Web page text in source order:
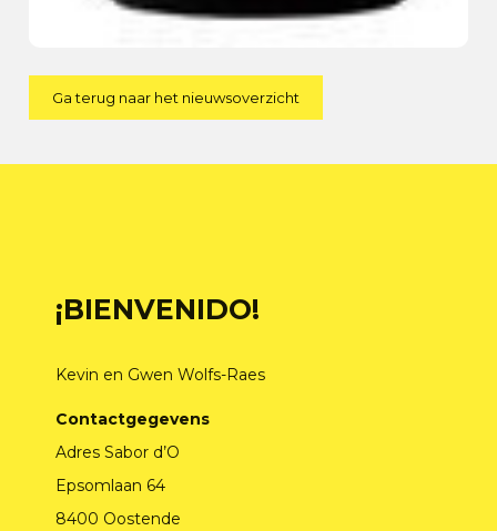
Ga terug naar het nieuwsoverzicht
¡BIENVENIDO!
Kevin en Gwen Wolfs-Raes
Contactgegevens
Adres Sabor d’O
Epsomlaan 64
8400 Oostende